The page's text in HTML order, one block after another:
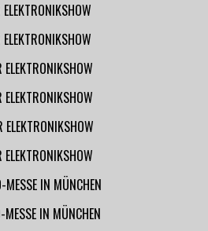
ELEKTRONIKSHOW
ELEKTRONIKSHOW
ELEKTRONIKSHOW
ELEKTRONIKSHOW
MESSE IN MÜNCHEN
IN MÜNCHEN